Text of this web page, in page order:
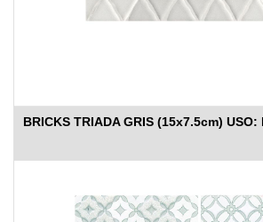
BRICKS TRIADA GRIS (15x7.5cm) USO: